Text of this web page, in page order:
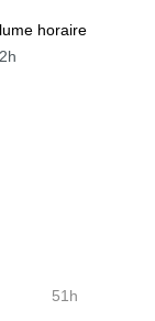
horaire
51h